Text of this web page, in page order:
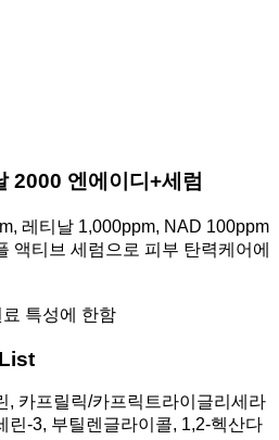
2000 엔에이디+세럼
레티날 1,000ppm, NAD 100ppm
액티브 세럼으로 피부 탄력케어에
특성에 한함
, 카프릴릭/카프릭트라이글리세라
린-3, 부틸렌글라이콜, 1,2-헥산다